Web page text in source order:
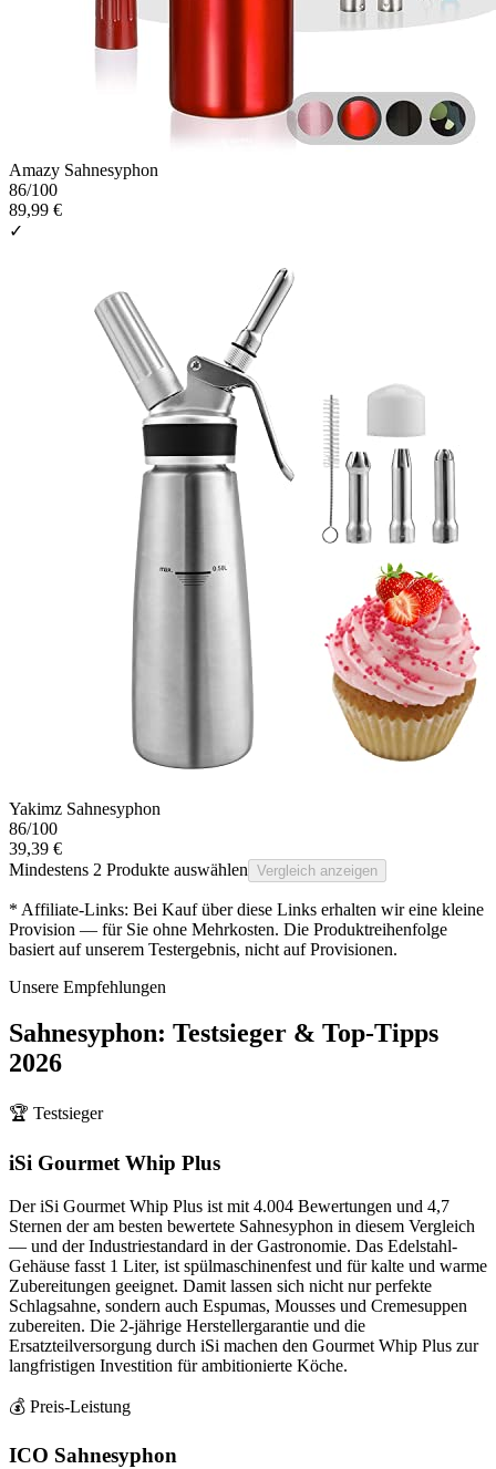
Amazy Sahnesyphon
86/100
89,99 €
✓
Yakimz Sahnesyphon
86/100
39,39 €
Mindestens 2 Produkte auswählen Vergleich anzeigen
* Affiliate-Links: Bei Kauf über diese Links erhalten wir eine kleine
Provision — für Sie ohne Mehrkosten. Die Produktreihenfolge
basiert auf unserem Testergebnis, nicht auf Provisionen.
Unsere Empfehlungen
Sahnesyphon: Testsieger & Top-Tipps
2026
🏆 Testsieger
iSi Gourmet Whip Plus
Der iSi Gourmet Whip Plus ist mit 4.004 Bewertungen und 4,7
Sternen der am besten bewertete Sahnesyphon in diesem Vergleich
— und der Industriestandard in der Gastronomie. Das Edelstahl-
Gehäuse fasst 1 Liter, ist spülmaschinenfest und für kalte und warme
Zubereitungen geeignet. Damit lassen sich nicht nur perfekte
Schlagsahne, sondern auch Espumas, Mousses und Cremesuppen
zubereiten. Die 2-jährige Herstellergarantie und die
Ersatzteilversorgung durch iSi machen den Gourmet Whip Plus zur
langfristigen Investition für ambitionierte Köche.
💰 Preis-Leistung
ICO Sahnesyphon